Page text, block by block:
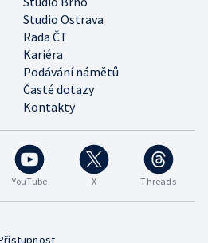
YouTube X Threads
Studio Ostrava
Rada ČT
Kariéra
Podávání námětů
Časté dotazy
Kontakty